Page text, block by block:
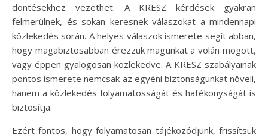
döntésekhez vezethet. A KRESZ kérdések gyakran
felmerülnek, és sokan keresnek válaszokat a mindennapi
közlekedés során. A helyes válaszok ismerete segít abban,
hogy magabiztosabban érezzük magunkat a volán mögött,
vagy éppen gyalogosan közlekedve. A KRESZ szabályainak
pontos ismerete nemcsak az egyéni biztonságunkat növeli,
hanem a közlekedés folyamatosságát és hatékonyságát is
biztosítja.
Ezért fontos, hogy folyamatosan tájékozódjunk, frissítsük